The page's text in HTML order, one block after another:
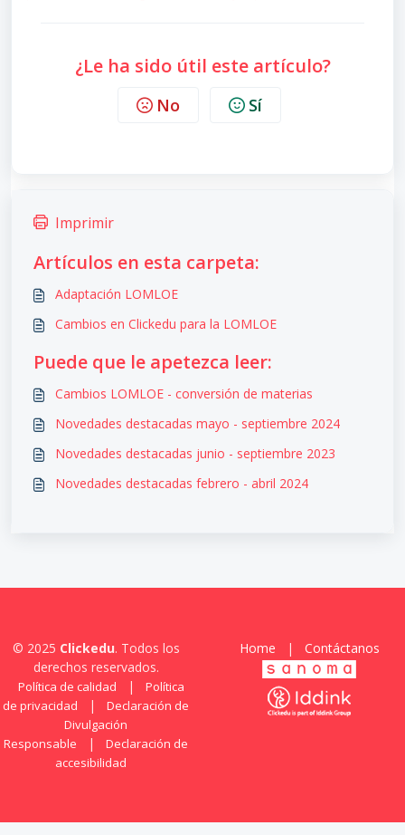
¿Le ha sido útil este artículo?
No Sí
Imprimir
Artículos en esta carpeta:
Adaptación LOMLOE
Cambios en Clickedu para la LOMLOE
Puede que le apetezca leer:
Cambios LOMLOE - conversión de materias
Novedades destacadas mayo - septiembre 2024
Novedades destacadas junio - septiembre 2023
Novedades destacadas febrero - abril 2024
© 2025 Clickedu. Todos los
derechos reservados.
Política de calidad |
Política
de privacidad
|
Declaración de
Divulgación
Responsable
|
Declaración de
accesibilidad
Home | Contáctanos